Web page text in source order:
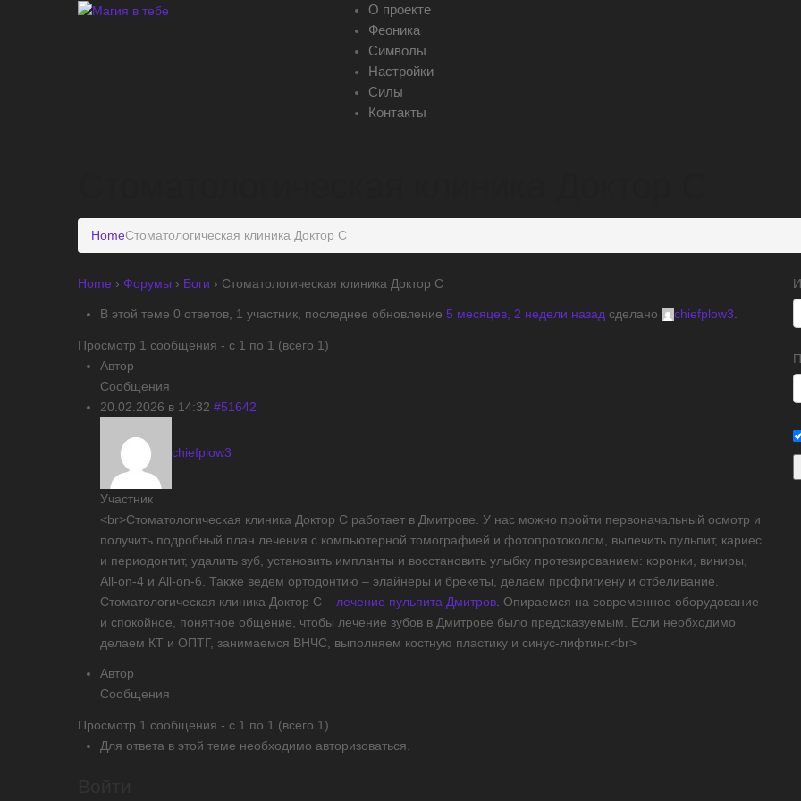
О проекте
Феоника
Символы
Настройки
Силы
Контакты
HomeСтоматологическая клиника Доктор С
Home › Форумы › Боги › Стоматологическая клиника Доктор С
В этой теме 0 ответов, 1 участник, последнее обновление 5 месяцев, 2 недели назад сделано chiefplow3
Просмотр 1 сообщения - с 1 по 1 (всего 1)
Автор
Сообщения
20.02.2026 в 14:32 #51642
chiefplow3
Участник
<br>Стоматологическая клиника Доктор С работает в Дмитрове. У нас можно пройти первоначальный осмотр и
получить подробный план лечения с компьютерной томографией и фотопротоколом, вылечить пульпит, кариес
и периодонтит, удалить зуб, установить импланты и восстановить улыбку протезированием: коронки, виниры,
All-on-4 и All-on-6. Также ведем ортодонтию – элайнеры и брекеты, делаем профгигиену и отбеливание.
Стоматологическая клиника Доктор С – лечение пульпита Дмитров . Опираемся на современное оборудование
и спокойное, понятное общение, чтобы лечение зубов в Дмитрове было предсказуемым. Если необходимо
делаем КТ и ОПТГ, занимаемся ВНЧС, выполняем костную пластику и синус-лифтинг.<br>
Автор
Сообщения
Просмотр 1 сообщения - с 1 по 1 (всего 1)
Для ответа в этой теме необходимо авторизоваться.